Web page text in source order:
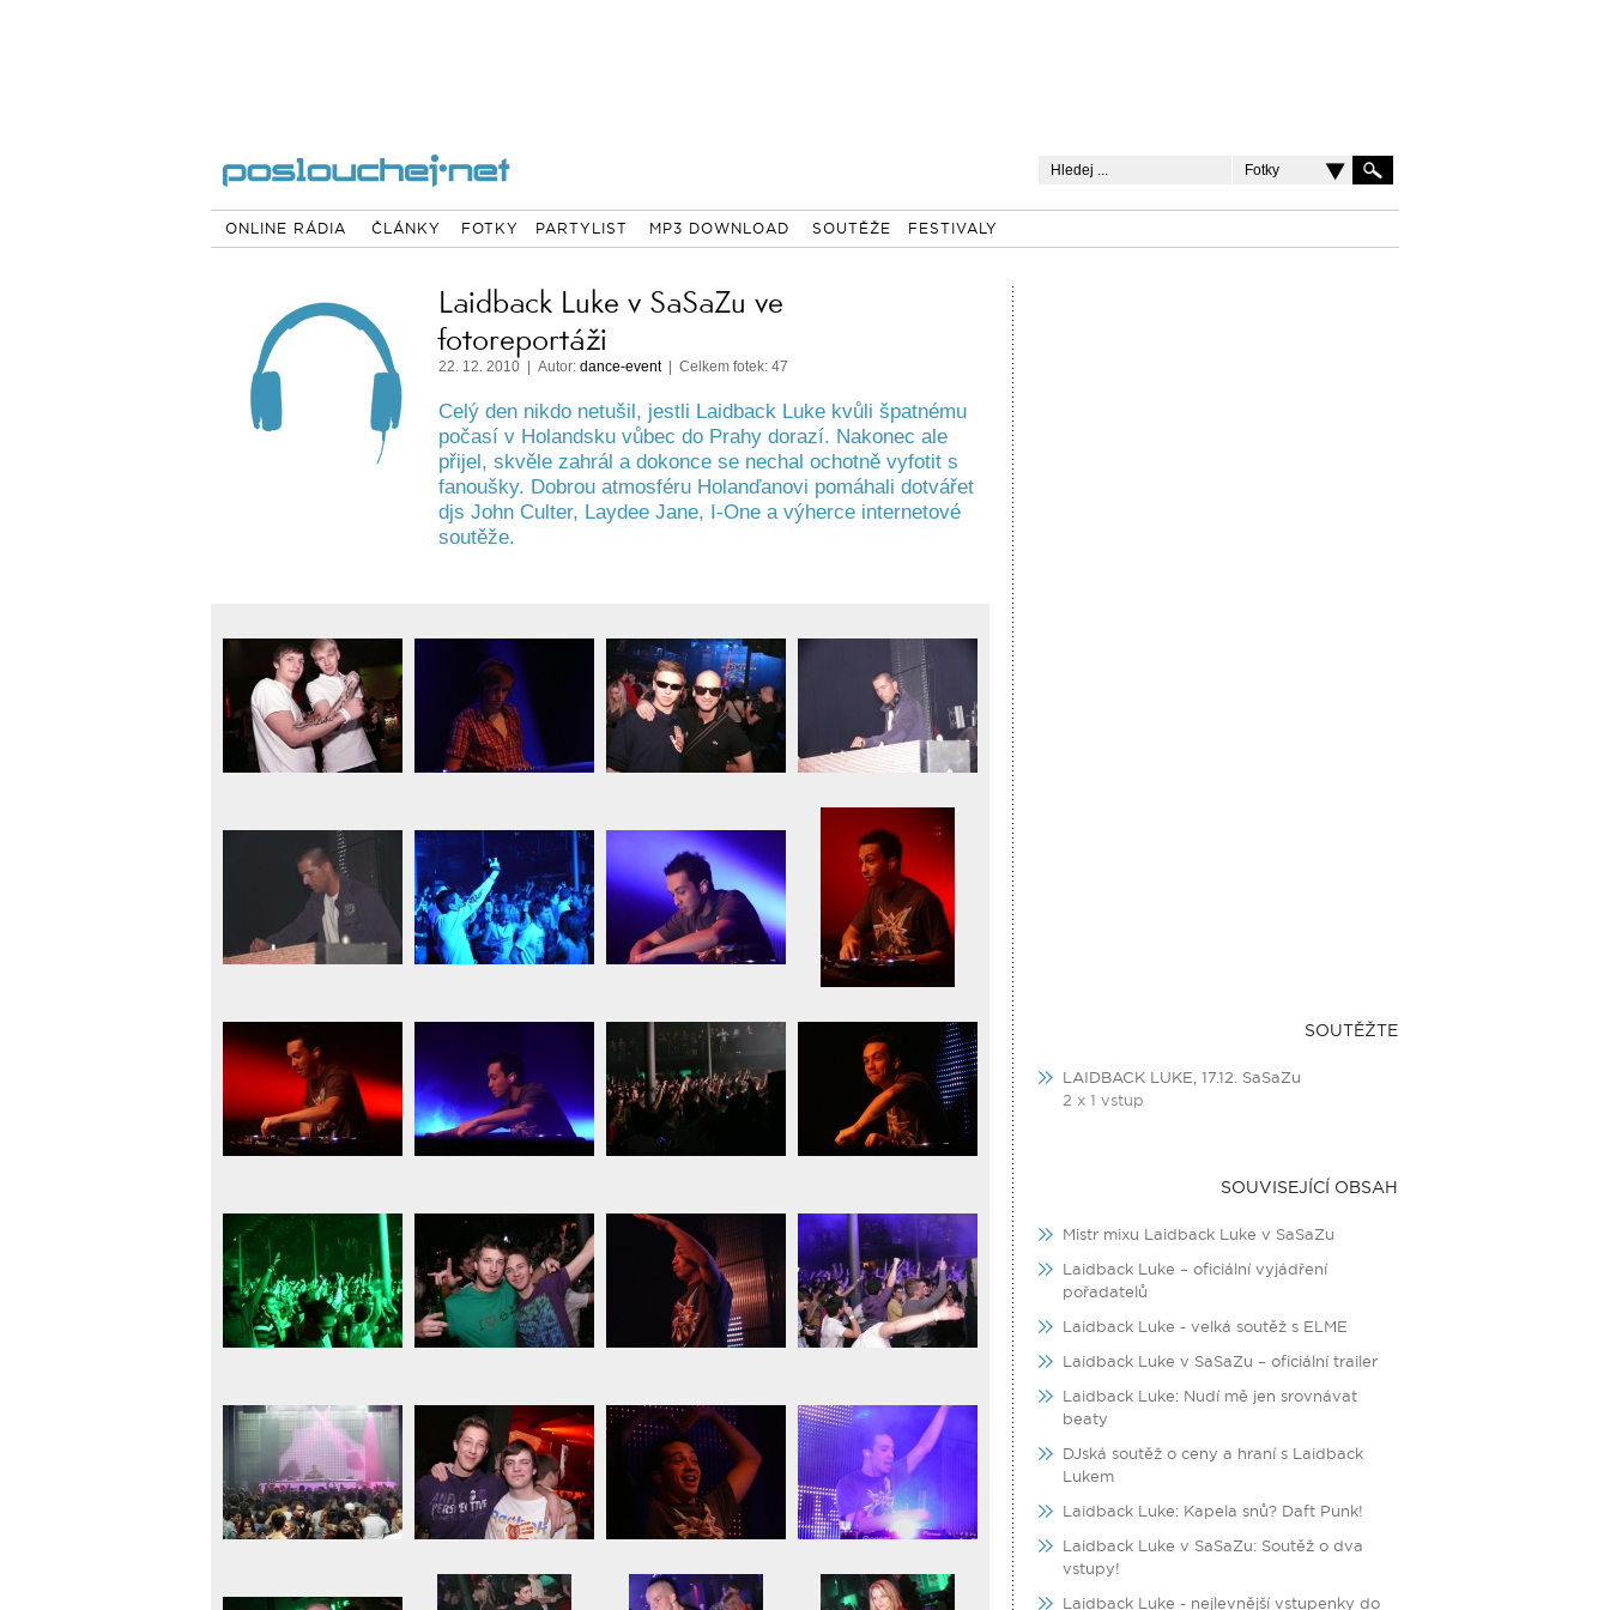
Fotky
ONLINE RÁDIA ČLÁNKY FOTKY PARTYLIST MP3 DOWNLOAD SOUTĚŽE FESTIVALY
Laidback Luke v SaSaZu ve
fotoreportáži
22. 12. 2010 | Autor: dance-event| Celkem fotek: 47
Celý den nikdo netušil, jestli Laidback Luke kvůli špatnému
počasí v Holandsku vůbec do Prahy dorazí. Nakonec ale
přijel, skvěle zahrál a dokonce se nechal ochotně vyfotit s
fanoušky. Dobrou atmosféru Holanďanovi pomáhali dotvářet
djs John Culter, Laydee Jane, I-One a výherce internetové
soutěže.
SOUTĚŽTE
LAIDBACK LUKE, 17.12. SaSaZu
2 x 1 vstup
SOUVISEJÍCÍ OBSAH
Mistr mixu Laidback Luke v SaSaZu
Laidback Luke – oficiální vyjádření
pořadatelů
Laidback Luke - velká soutěž s ELME
Laidback Luke v SaSaZu – oficiální trailer
Laidback Luke: Nudí mě jen srovnávat
beaty
DJská soutěž o ceny a hraní s Laidback
Lukem
Laidback Luke: Kapela snů? Daft Punk!
Laidback Luke v SaSaZu: Soutěž o dva
vstupy!